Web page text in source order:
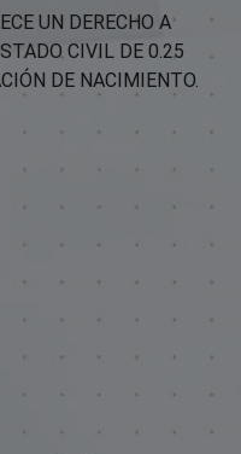
UN DERECHO A
CIVIL DE 0.25
DE NACIMIENTO.